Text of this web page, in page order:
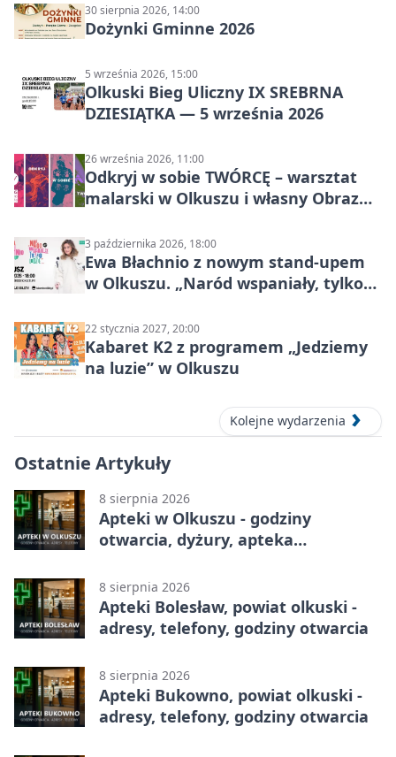
30 sierpnia 2026, 14:00
Dożynki Gminne 2026
5 września 2026, 15:00
Olkuski Bieg Uliczny IX SREBRNA
DZIESIĄTKA — 5 września 2026
26 września 2026, 11:00
Odkryj w sobie TWÓRCĘ – warsztat
malarski w Olkuszu i własny Obraz
3 października 2026, 18:00
Ewa Błachnio z nowym stand-upem
w Olkuszu. „Naród wspaniały, tylko
22 stycznia 2027, 20:00
Kabaret K2 z programem „Jedziemy
na luzie” w Olkuszu
Kolejne wydarzenia
Ostatnie Artykuły
8 sierpnia 2026
Apteki w Olkuszu - godziny
otwarcia, dyżury, apteka
8 sierpnia 2026
Apteki Bolesław, powiat olkuski -
adresy, telefony, godziny otwarcia
8 sierpnia 2026
Apteki Bukowno, powiat olkuski -
adresy, telefony, godziny otwarcia